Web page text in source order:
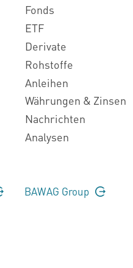
Fonds
ETF
Derivate
Rohstoffe
Anleihen
Währungen & Zinsen
Nachrichten
Analysen
BAWAG Group